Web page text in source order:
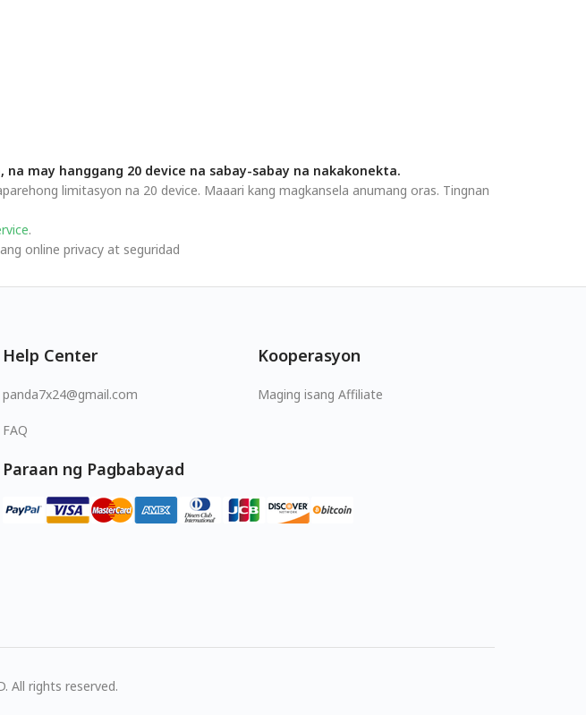
na may hanggang 20 device na sabay-sabay na nakakonekta.
limitasyon na 20 device. Maaari kang magkansela anumang oras. Tingnan
.
online privacy at seguridad
Help Center
panda7x24@gmail.com
FAQ
Kooperasyon
Maging isang Affiliate
Paraan ng Pagbabayad
All rights reserved.